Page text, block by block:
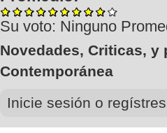
Su voto: Ninguno
Novedades, Criticas,
Contemporánea
Inicie sesión o